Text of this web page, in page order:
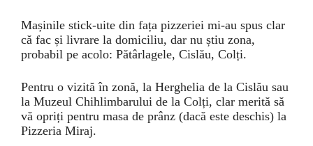
Mașinile stick-uite din fața pizzeriei mi-au spus clar
că fac și livrare la domiciliu, dar nu știu zona,
probabil pe acolo: Pătârlagele, Cislău, Colți.
Pentru o vizită în zonă, la Herghelia de la Cislău sau
la Muzeul Chihlimbarului de la Colți, clar merită să
vă opriți pentru masa de prânz (dacă este deschis) la
Pizzeria Miraj.